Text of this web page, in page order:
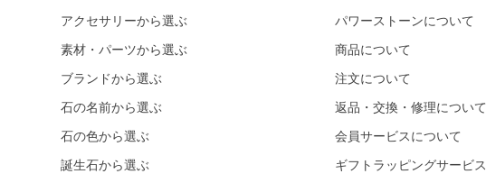
アクセサリーから選ぶ
素材・パーツから選ぶ
ブランドから選ぶ
石の名前から選ぶ
石の色から選ぶ
誕生石から選ぶ
パワーストーンについて
商品について
注文について
返品・交換・修理について
会員サービスについて
ギフトラッピングサービス